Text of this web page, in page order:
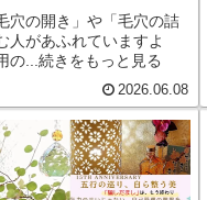
穴の開き」や「毛穴の詰
人があふれていますよ
の...続きをもっと見る
2026.06.08